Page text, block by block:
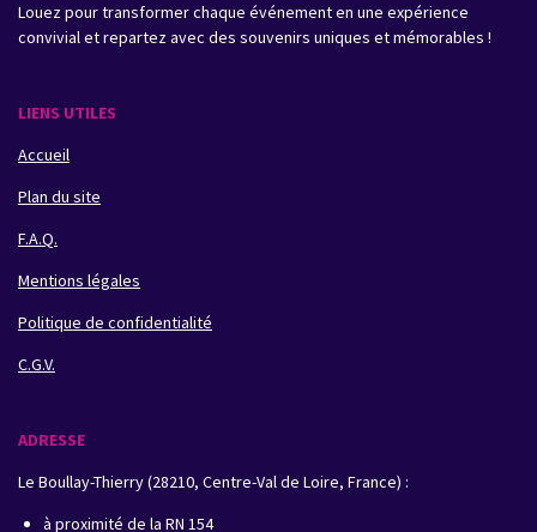
Louez pour transformer chaque événement en une expérience
convivial et repartez avec des souvenirs uniques et mémorables !
LIENS UTILES
Accueil
Plan du site
F.A.Q.
Mentions légales
Politique de confidentialité
C.G.V.
ADRESSE
Le Boullay-Thierry (28210, Centre-Val de Loire, France) :
à proximité de la RN 154